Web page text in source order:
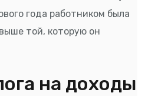
года работником была
той, которую он
на доходы